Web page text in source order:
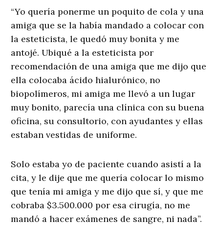
“Yo quería ponerme un poquito de cola y una
amiga que se la había mandado a colocar con
la esteticista, le quedó muy bonita y me
antojé. Ubiqué a la esteticista por
recomendación de una amiga que me dijo que
ella colocaba ácido hialurónico, no
biopolímeros, mi amiga me llevó a un lugar
muy bonito, parecía una clínica con su buena
oficina, su consultorio, con ayudantes y ellas
estaban vestidas de uniforme.
Solo estaba yo de paciente cuando asistí a la
cita, y le dije que me quería colocar lo mismo
que tenía mi amiga y me dijo que sí, y que me
cobraba $3.500.000 por esa cirugía, no me
mandó a hacer exámenes de sangre, ni nada”.